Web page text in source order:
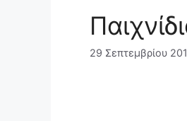
29 Σεπτεμβρίου